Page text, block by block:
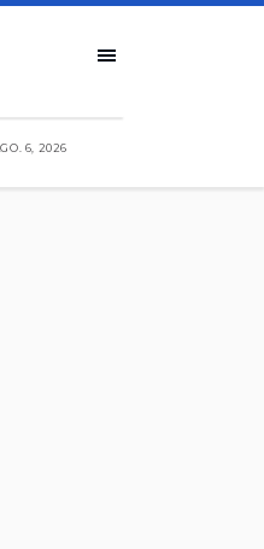
6, 2026